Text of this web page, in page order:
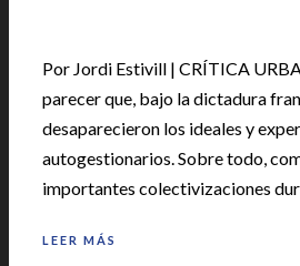
Por Jordi Estivill | CRÍTICA
parecer que, bajo la dictadura
desaparecieron los ideales y
autogestionarios. Sobre todo,
importantes colectivizaciones
LEER MÁS